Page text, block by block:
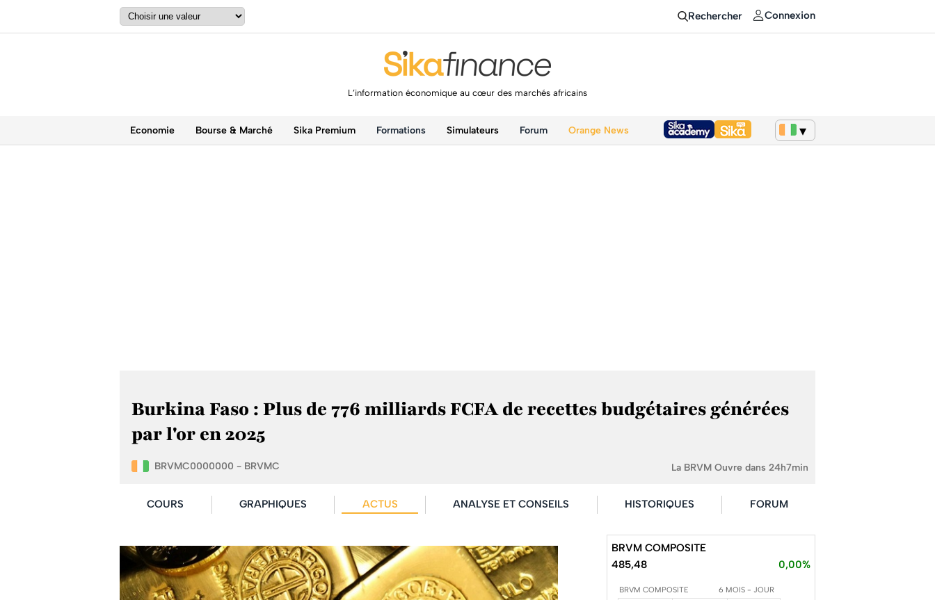
Rechercher Connexion
L’information économique au cœur des marchés africains
Economie Bourse & Marché Sika Premium Formations Simulateurs Forum Orange News
Burkina Faso : Plus de 776 milliards FCFA de recettes budgétaires générées
par l'or en 2025
BRVMC0000000 - BRVMC La BRVM Ouvre dans 24h7min
COURS GRAPHIQUES ACTUS ANALYSE ET CONSEILS HISTORIQUES FORUM
BRVM COMPOSITE
485,48
0,00%
BRVM COMPOSITE 6 MOIS - JOUR